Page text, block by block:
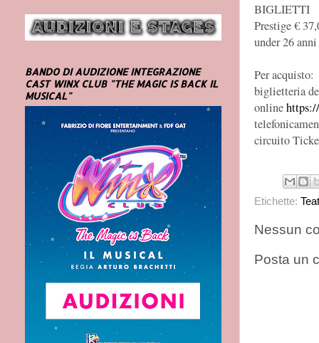
BIGLIETTI
Prestige €
under 26
Per acquisto:
biglietteria
online
circuito
Etichette:
Nessun
Posta un
BANDO DI AUDIZIONE INTEGRAZIONE
CAST WINX CLUB "THE MAGIC IS BACK IL
MUSICAL"